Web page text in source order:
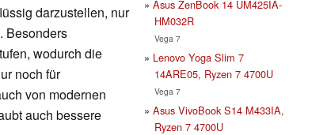
darzustellen, nur
Besonders
wodurch die
noch für
von modernen
auch bessere
Asus ZenBook 14 UM425IA-
HM032R
Vega 7
Lenovo Yoga Slim 7
14ARE05, Ryzen 7 4700U
Vega 7
Asus VivoBook S14 M433IA,
Ryzen 7 4700U